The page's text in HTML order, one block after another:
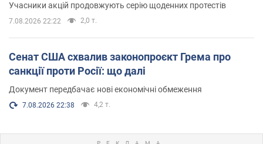
Учасники акцій продовжують серію щоденних протестів
7.08.2026 22:22 2,0 т.
Сенат США схвалив законопроєкт Грема про
санкції проти Росії: що далі
Документ передбачає нові економічні обмеження
7.08.2026 22:38 4,2 т.